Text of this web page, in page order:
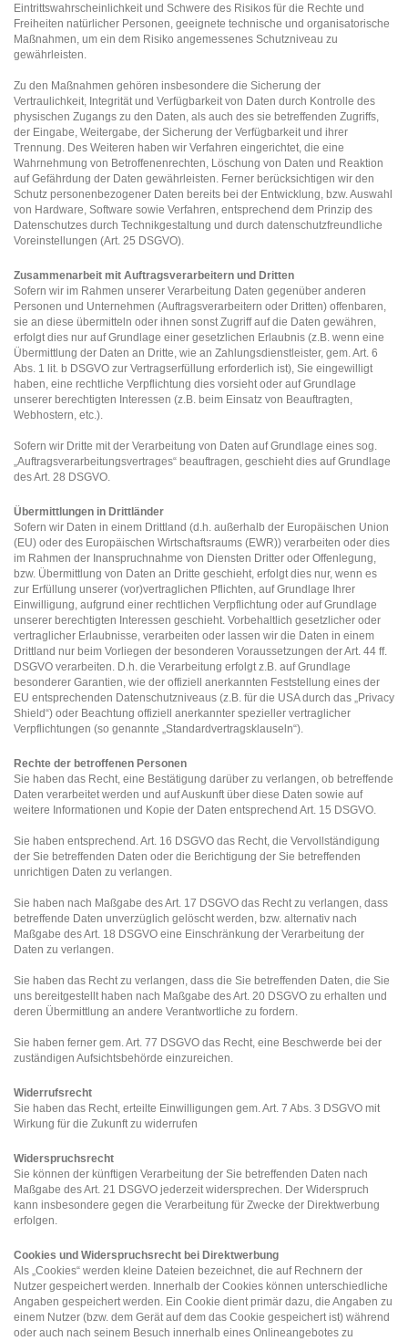
Eintrittswahrscheinlichkeit und Schwere des Risikos für die Rechte und
Freiheiten natürlicher Personen, geeignete technische und organisatorische
Maßnahmen, um ein dem Risiko angemessenes Schutzniveau zu
gewährleisten.
Zu den Maßnahmen gehören insbesondere die Sicherung der
Vertraulichkeit, Integrität und Verfügbarkeit von Daten durch Kontrolle des
physischen Zugangs zu den Daten, als auch des sie betreffenden Zugriffs,
der Eingabe, Weitergabe, der Sicherung der Verfügbarkeit und ihrer
Trennung. Des Weiteren haben wir Verfahren eingerichtet, die eine
Wahrnehmung von Betroffenenrechten, Löschung von Daten und Reaktion
auf Gefährdung der Daten gewährleisten. Ferner berücksichtigen wir den
Schutz personenbezogener Daten bereits bei der Entwicklung, bzw. Auswahl
von Hardware, Software sowie Verfahren, entsprechend dem Prinzip des
Datenschutzes durch Technikgestaltung und durch datenschutzfreundliche
Voreinstellungen (Art. 25 DSGVO).
Zusammenarbeit mit Auftragsverarbeitern und Dritten
Sofern wir im Rahmen unserer Verarbeitung Daten gegenüber anderen
Personen und Unternehmen (Auftragsverarbeitern oder Dritten) offenbaren,
sie an diese übermitteln oder ihnen sonst Zugriff auf die Daten gewähren,
erfolgt dies nur auf Grundlage einer gesetzlichen Erlaubnis (z.B. wenn eine
Übermittlung der Daten an Dritte, wie an Zahlungsdienstleister, gem. Art. 6
Abs. 1 lit. b DSGVO zur Vertragserfüllung erforderlich ist), Sie eingewilligt
haben, eine rechtliche Verpflichtung dies vorsieht oder auf Grundlage
unserer berechtigten Interessen (z.B. beim Einsatz von Beauftragten,
Webhostern, etc.).
Sofern wir Dritte mit der Verarbeitung von Daten auf Grundlage eines sog.
„Auftragsverarbeitungsvertrages“ beauftragen, geschieht dies auf Grundlage
des Art. 28 DSGVO.
Übermittlungen in Drittländer
Sofern wir Daten in einem Drittland (d.h. außerhalb der Europäischen Union
(EU) oder des Europäischen Wirtschaftsraums (EWR)) verarbeiten oder dies
im Rahmen der Inanspruchnahme von Diensten Dritter oder Offenlegung,
bzw. Übermittlung von Daten an Dritte geschieht, erfolgt dies nur, wenn es
zur Erfüllung unserer (vor)vertraglichen Pflichten, auf Grundlage Ihrer
Einwilligung, aufgrund einer rechtlichen Verpflichtung oder auf Grundlage
unserer berechtigten Interessen geschieht. Vorbehaltlich gesetzlicher oder
vertraglicher Erlaubnisse, verarbeiten oder lassen wir die Daten in einem
Drittland nur beim Vorliegen der besonderen Voraussetzungen der Art. 44 ff.
DSGVO verarbeiten. D.h. die Verarbeitung erfolgt z.B. auf Grundlage
besonderer Garantien, wie der offiziell anerkannten Feststellung eines der
EU entsprechenden Datenschutzniveaus (z.B. für die USA durch das „Privacy
Shield“) oder Beachtung offiziell anerkannter spezieller vertraglicher
Verpflichtungen (so genannte „Standardvertragsklauseln“).
Rechte der betroffenen Personen
Sie haben das Recht, eine Bestätigung darüber zu verlangen, ob betreffende
Daten verarbeitet werden und auf Auskunft über diese Daten sowie auf
weitere Informationen und Kopie der Daten entsprechend Art. 15 DSGVO.
Sie haben entsprechend. Art. 16 DSGVO das Recht, die Vervollständigung
der Sie betreffenden Daten oder die Berichtigung der Sie betreffenden
unrichtigen Daten zu verlangen.
Sie haben nach Maßgabe des Art. 17 DSGVO das Recht zu verlangen, dass
betreffende Daten unverzüglich gelöscht werden, bzw. alternativ nach
Maßgabe des Art. 18 DSGVO eine Einschränkung der Verarbeitung der
Daten zu verlangen.
Sie haben das Recht zu verlangen, dass die Sie betreffenden Daten, die Sie
uns bereitgestellt haben nach Maßgabe des Art. 20 DSGVO zu erhalten und
deren Übermittlung an andere Verantwortliche zu fordern.
Sie haben ferner gem. Art. 77 DSGVO das Recht, eine Beschwerde bei der
zuständigen Aufsichtsbehörde einzureichen.
Widerrufsrecht
Sie haben das Recht, erteilte Einwilligungen gem. Art. 7 Abs. 3 DSGVO mit
Wirkung für die Zukunft zu widerrufen
Widerspruchsrecht
Sie können der künftigen Verarbeitung der Sie betreffenden Daten nach
Maßgabe des Art. 21 DSGVO jederzeit widersprechen. Der Widerspruch
kann insbesondere gegen die Verarbeitung für Zwecke der Direktwerbung
erfolgen.
Cookies und Widerspruchsrecht bei Direktwerbung
Als „Cookies“ werden kleine Dateien bezeichnet, die auf Rechnern der
Nutzer gespeichert werden. Innerhalb der Cookies können unterschiedliche
Angaben gespeichert werden. Ein Cookie dient primär dazu, die Angaben zu
einem Nutzer (bzw. dem Gerät auf dem das Cookie gespeichert ist) während
oder auch nach seinem Besuch innerhalb eines Onlineangebotes zu